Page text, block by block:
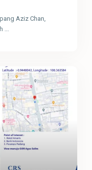
Aziz Chan,